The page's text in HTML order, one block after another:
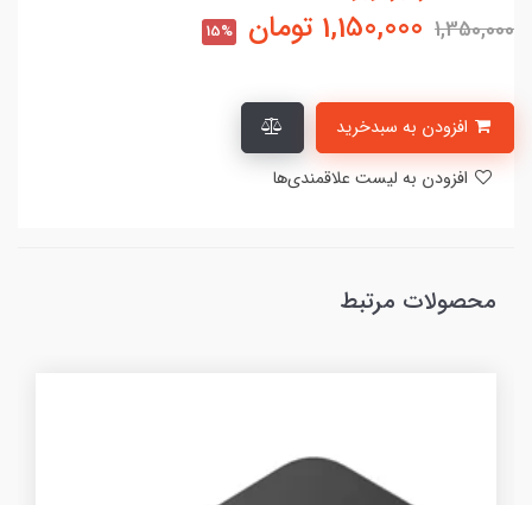
1,350,000
1,150,000 تومان 15%
محصولات مرتبط